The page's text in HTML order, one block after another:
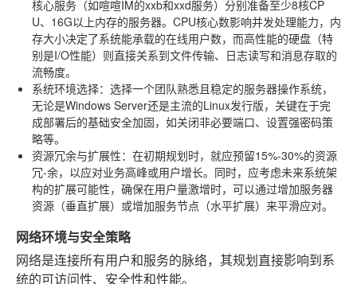
核心服务（如喧喧IM的xxb和xxd服务）分别准备至少8核CP
U、16G以上内存的服务器。CPU核心数影响并发处理能力，内
存大小决定了系统能承载的在线用户数，而高性能的硬盘（特
别是I/O性能）则直接关系到文件传输、日志读写和消息存取的
流畅度。
系统环境选择：选择一个团队熟悉且稳定的服务器操作系统，
无论是Windows Server还是主流的Linux发行版，关键在于完
成部署后的基础安全加固，如关闭非必要端口、设置强密码策
略等。
资源冗余与扩展性：在初期规划时，就应预留15%-30%的资源
冗-余，以应对业务高峰或用户增长。同时，应考虑未来系统架
构的扩展可能性，确保在用户量激增时，可以通过增加服务器
资源（垂直扩展）或增加服务节点（水平扩展）来平滑应对。
网络环境与安全策略
网络是连接所有用户和服务的脉络，其规划直接影响到系
统的可访问性、安全性和性能。